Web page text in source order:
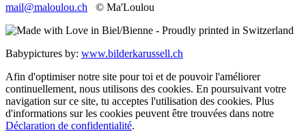
mail@maloulou.ch © Ma'Loulou
Babypictures by: www.bilderkarussell.ch
Afin d'optimiser notre site pour toi et de pouvoir l'améliorer
continuellement, nous utilisons des cookies. En poursuivant votre
navigation sur ce site, tu acceptes l'utilisation des cookies. Plus
d'informations sur les cookies peuvent être trouvées dans notre
Déclaration de confidentialité.